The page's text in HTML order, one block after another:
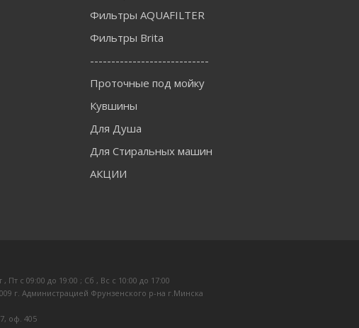
Фильтры AQUAFILTER
Фильтры Brita
----------------------------
Проточные под мойку
Кувшины
Для Душа
Для Стиральных машин
АКЦИИ
c 09:00 до 19:00 ; Сб , Вс c 10:00 до 17:00
г. Администрацией Фрунзенского р-на г.Минска
оф. 405